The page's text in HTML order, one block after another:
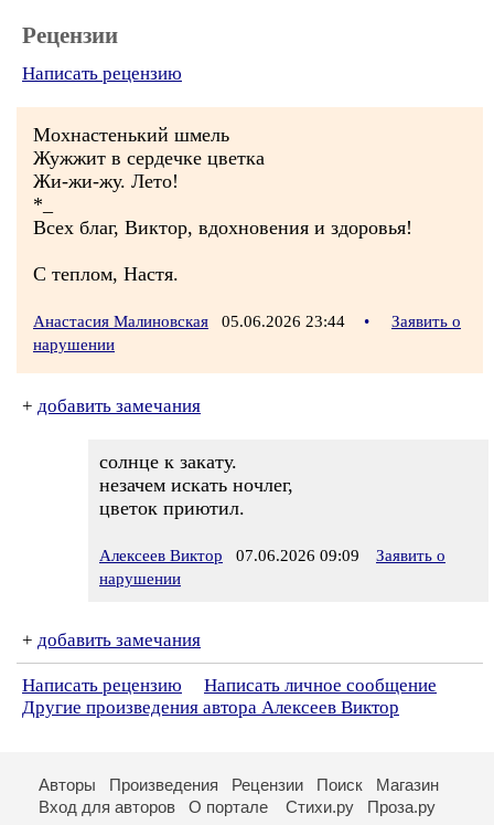
Рецензии
Написать рецензию
Мохнастенький шмель
Жужжит в сердечке цветка
Жи-жи-жу. Лето!
*_
Всех благ, Виктор, вдохновения и здоровья!
С теплом, Настя.
Анастасия Малиновская 05.06.2026 23:44 •
Заявить о
нарушении
+ добавить замечания
солнце к закату.
незачем искать ночлег,
цветок приютил.
Алексеев Виктор 07.06.2026 09:09
Заявить о
нарушении
+ добавить замечания
Написать рецензию
Написать личное сообщение
Другие произведения автора Алексеев Виктор
Авторы Произведения Рецензии Поиск
Магазин
Вход для авторов
О портале Стихи.ру Проза.ру